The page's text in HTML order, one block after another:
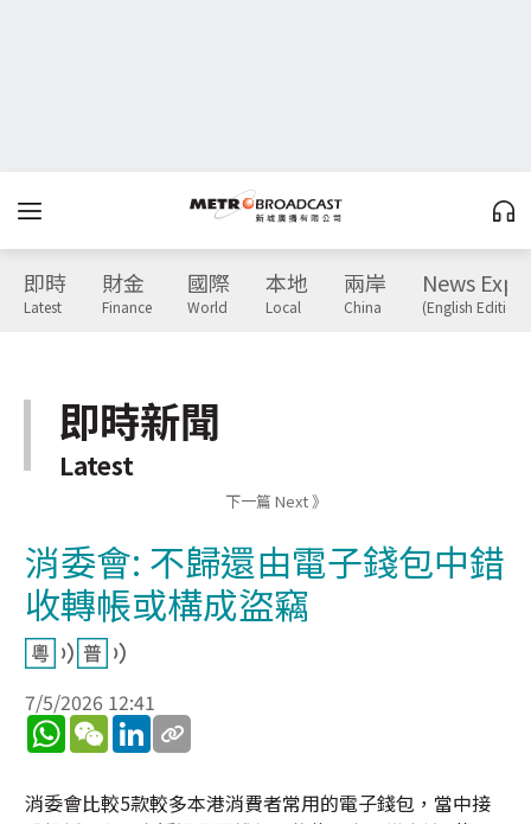
即時
Latest
財金
Finance
國際
World
本地
Local
兩岸
China
News
(English Edition)
即時新聞
Latest
下一篇 Next 》
消委會: 不歸還由電子錢包中錯
收轉帳或構成盜竊
7/5/2026 12:41
WhatsApp
WeChatLinkedIn
消委會比較5款較多本港消費者常用的電子錢包，當中接